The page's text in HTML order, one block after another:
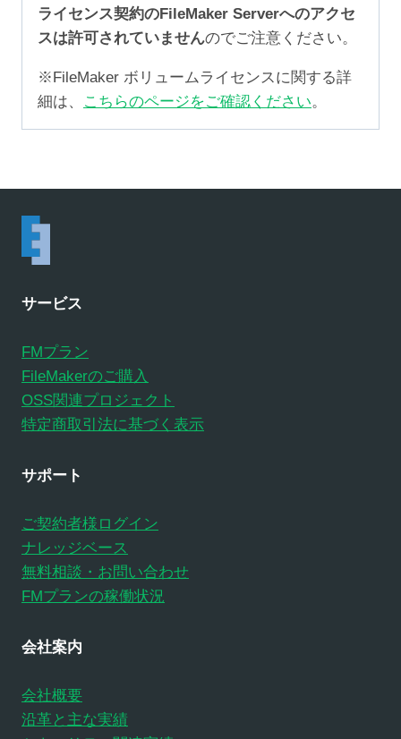
ライセンス契約のFileMaker Serverへのアクセ
スは許可されていませんのでご注意ください。
※FileMaker ボリュームライセンスに関する詳
細は、
こちらのページをご確認ください。
サービス
FMプラン
FileMakerのご購入
OSS関連プロジェクト
特定商取引法に基づく表示
サポート
ご契約者様ログイン
ナレッジベース
無料相談・お問い合わせ
FMプランの稼働状況
会社案内
会社概要
沿革と主な実績